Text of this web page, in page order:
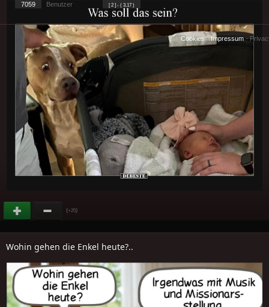
(+25)
Wohin gehen die Enkel heute?..
7059
Benutzer [ 2 ] - ( 3.17 )
Cookies-Impressum-